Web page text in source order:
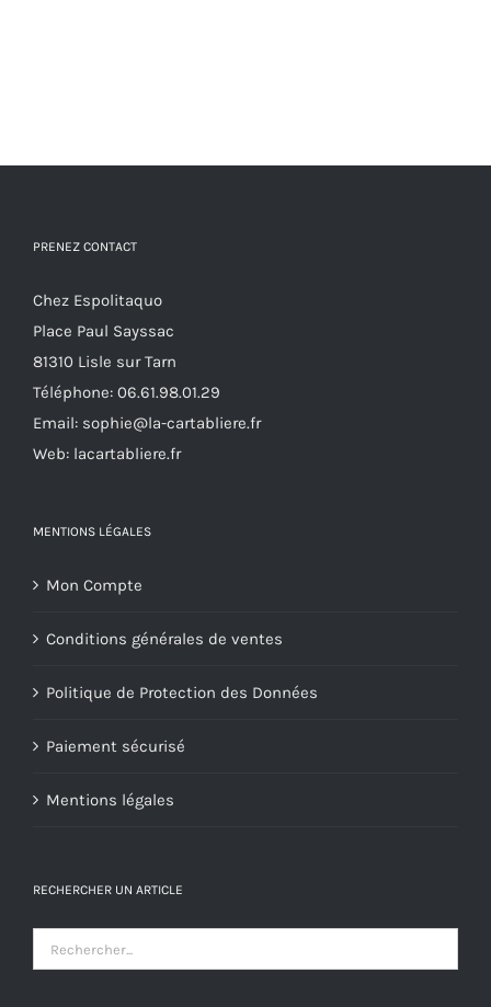
PRENEZ CONTACT
Chez Espolitaquo
Place Paul Sayssac
81310 Lisle sur Tarn
Téléphone: 06.61.98.01.29
Email: sophie@la-cartabliere.fr
Web: lacartabliere.fr
MENTIONS LÉGALES
Mon Compte
Conditions générales de ventes
Politique de Protection des Données
Paiement sécurisé
Mentions légales
RECHERCHER UN ARTICLE